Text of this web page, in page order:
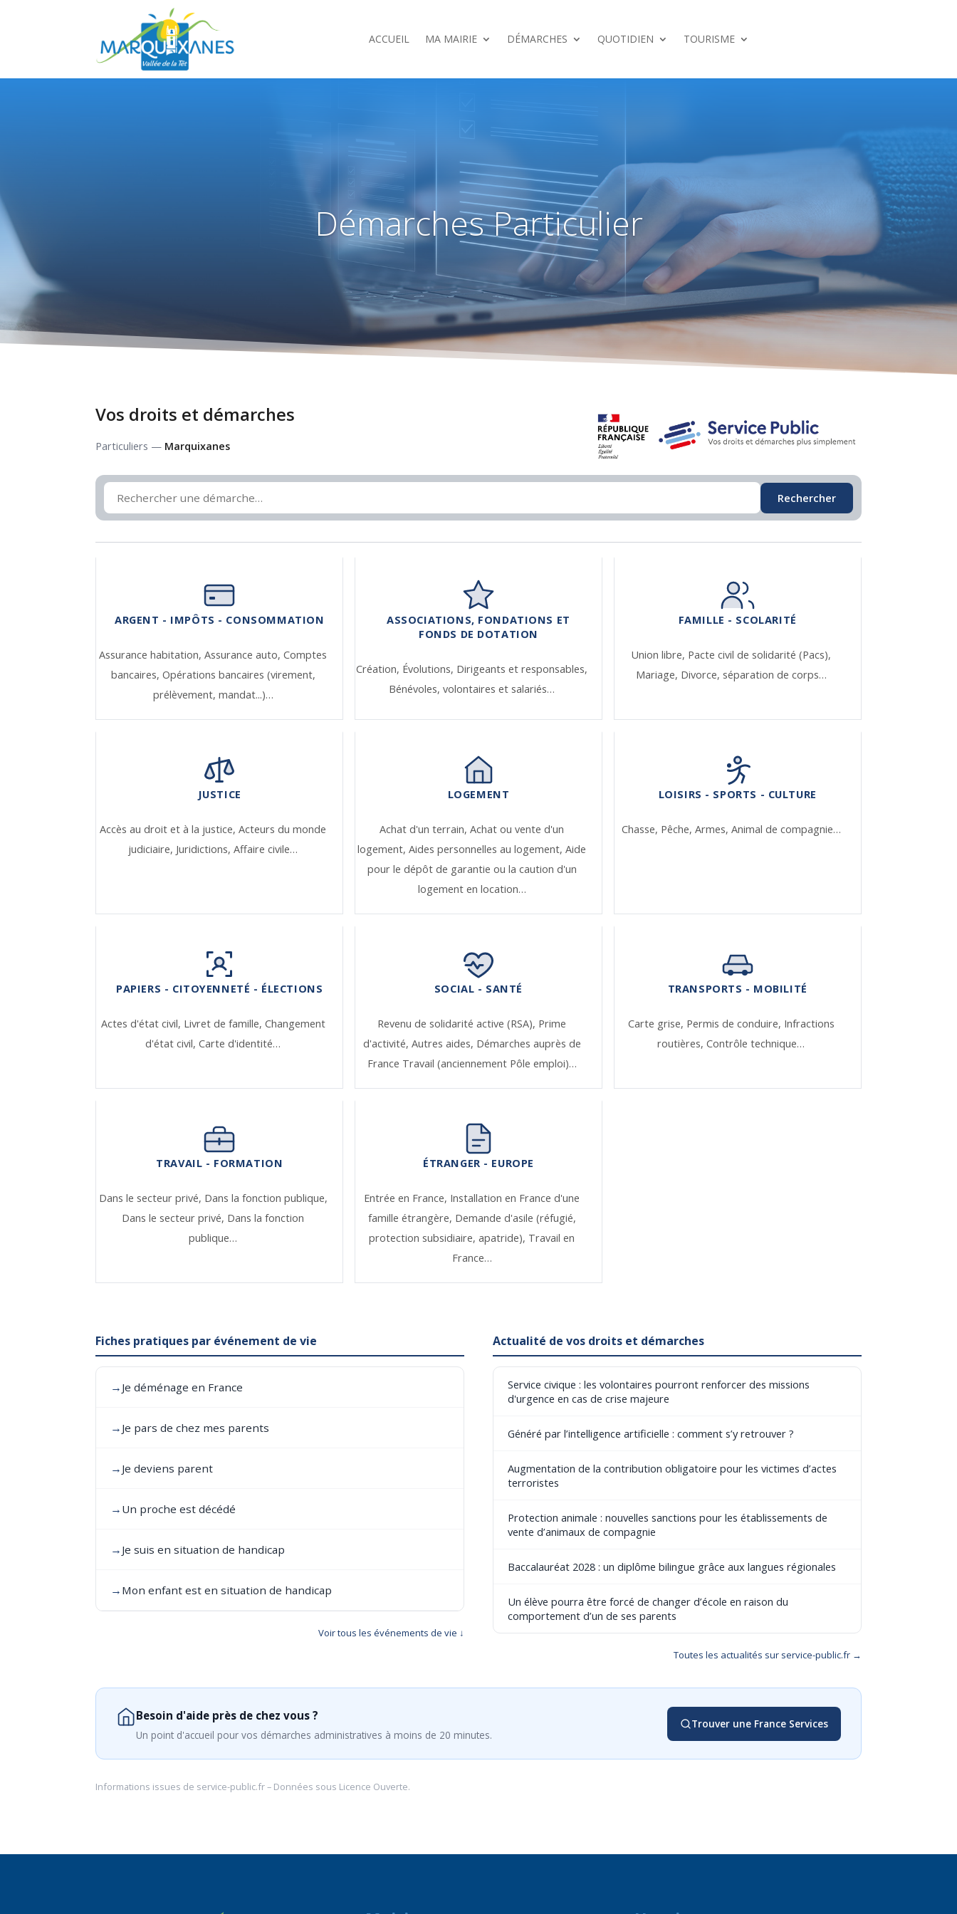
ACCUEIL MA MAIRIE DÉMARCHES QUOTIDIEN TOURISME
Démarches Particulier
Vos droits et démarches
Particuliers — Marquixanes
Rechercher
ARGENT - IMPÔTS - CONSOMMATION
Assurance habitation,Assurance auto,Comptes
bancaires, Opérations bancaires (virement,
prélèvement, mandat...)…
ASSOCIATIONS, FONDATIONS ET
FONDS DE DOTATION
Création, Évolutions, Dirigeants et responsables,
Bénévoles, volontaires et salariés…
FAMILLE - SCOLARITÉ
Union libre, Pacte civil de solidarité (Pacs),
Mariage, Divorce, séparation de corps…
JUSTICE
Accès au droit et à la justice,Acteurs du monde
judiciaire, Juridictions,Affaire civile…
LOGEMENT
Achat d'un terrain,Achat ou vente d'un
logement,Aides personnelles au logement,Aide
pour le dépôt de garantie ou la caution d'un
logement en location…
LOISIRS - SPORTS - CULTURE
Chasse, Pêche, Armes, Animal de compagnie…
PAPIERS - CITOYENNETÉ - ÉLECTIONS
Actes d'état civil, Livret de famille, Changement
d'état civil,Carte d'identité…
SOCIAL - SANTÉ
Revenu de solidarité active (RSA), Prime
d'activité, Autres aides, Démarches auprès de
France Travail (anciennement Pôle emploi)…
TRANSPORTS - MOBILITÉ
Carte grise, Permis de conduire, Infractions
routières,Contrôle technique…
TRAVAIL - FORMATION
Dans le secteur privé, Dans la fonction publique,
Dans le secteur privé, Dans la fonction
publique…
ÉTRANGER - EUROPE
Entrée en France, Installation en France d'une
famille étrangère, Demande d'asile (réfugié,
protection subsidiaire, apatride), Travail en
France…
Fiches pratiques par événement de vie
→ Je déménage en France
→ Je pars de chez mes parents
→ Je deviens parent
→ Un proche est décédé
→ Je suis en situation de handicap
→ Mon enfant est en situation de handicap
Voir tous les événements de vie ↓
Actualité de vos droits et démarches
Service civique : les volontaires pourront renforcer des missions
d'urgence en cas de crise majeure
Généré par l’intelligence artificielle : comment s’y retrouver ?
Augmentation de la contribution obligatoire pour les victimes d’actes
terroristes
Protection animale : nouvelles sanctions pour les établissements de
vente d’animaux de compagnie
Baccalauréat 2028 : un diplôme bilingue grâce aux langues régionales
Un élève pourra être forcé de changer d’école en raison du
comportement d’un de ses parents
Toutes les actualités sur service-public.fr →
Besoin d'aide près de chez vous ?
Un point d'accueil pour vos démarches administratives à moins de 20 minutes.
Trouver une France Services
Informations issues de service-public.fr– Données sous Licence Ouverte.